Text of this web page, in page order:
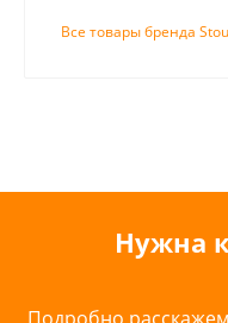
Все товары бренда
Нужна
Подробно